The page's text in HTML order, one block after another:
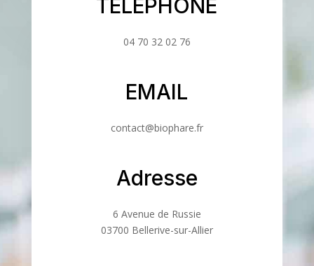
TELEPHONE
04 70 32 02 76
EMAIL
contact@biophare.fr
Adresse
6 Avenue de Russie
03700 Bellerive-sur-Allier